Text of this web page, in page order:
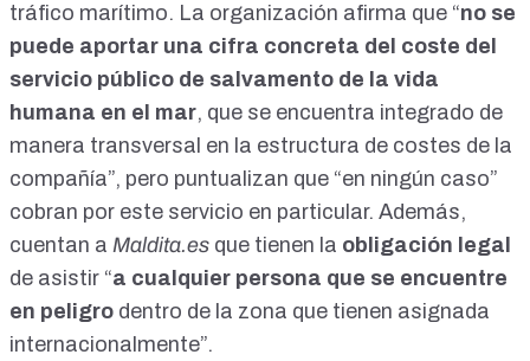
dados de alta, sin cobrar ni un duro, solamente están dados
de alta en la Seguridad Social, ya no me cuentan como
desempleado. Por eso, si tú juntas todas las nóminas de
todos los que están dados de alta en 2024, suman menos
dinero que la gente que había trabajando en 2007. Uf. Pues
el negocio de voto, de dinero, de cómo se enriquece uno, del
negocio tan grande que es el tráfico de la carne, de coger
algo que no vale nada, porque es una mano de obra que no
vale nada en África. Aquí, si te das cuenta, no es mano de
obra. Y luego tiene la otra parte, porque esto se monetiza
muchas veces. Ese inmigrante ilegal, que desde que llega
sí, les dan de comer lo que comen allí, sí, tienen los mismos
hábitos que allí, no se integran con la gente. Cuando los
tráfico marítimo. La organización afirma que “no se
puede aportar una cifra concreta del coste del
servicio público de salvamento de la vida
humana en el mar, que se encuentra integrado de
manera transversal en la estructura de costes de la
compañía”, pero puntualizan que “en ningún caso”
cobran por este servicio en particular. Además,
cuentan a Maldita.es que tienen la obligación legal
de asistir “a cualquier persona que se encuentre
en peligro dentro de la zona que tienen asignada
internacionalmente”.